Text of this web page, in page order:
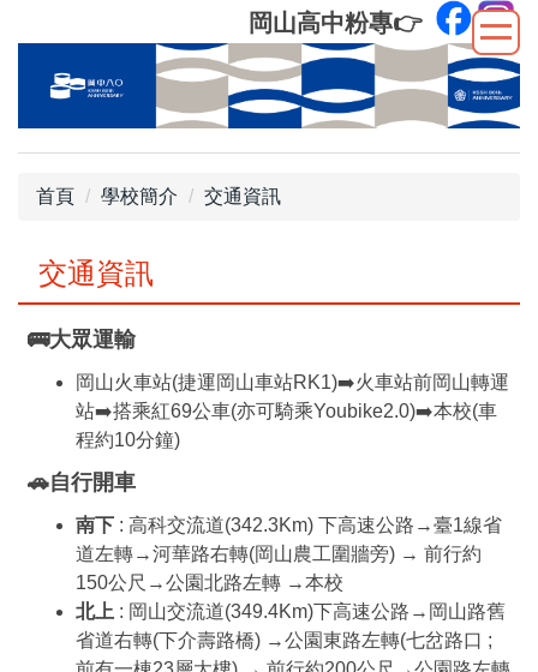
到
內
岡山高中粉專👉
首頁 學校簡介 交通資訊
交通資訊
🚌大眾運輸
岡山火車站(捷運岡山車站RK1)➡️火車站前岡山轉運
站➡️搭乘紅69公車(亦可騎乘Youbike2.0)➡️本校(車
程約10分鐘)
🚗自行開車
南下 : 高科交流道(342.3Km) 下高速公路→臺1線省
道左轉→河華路右轉(岡山農工圍牆旁) → 前行約
150公尺→公園北路左轉 →本校
北上 : 岡山交流道(349.4Km)下高速公路→岡山路舊
省道右轉(下介壽路橋) →公園東路左轉(七岔路口 ;